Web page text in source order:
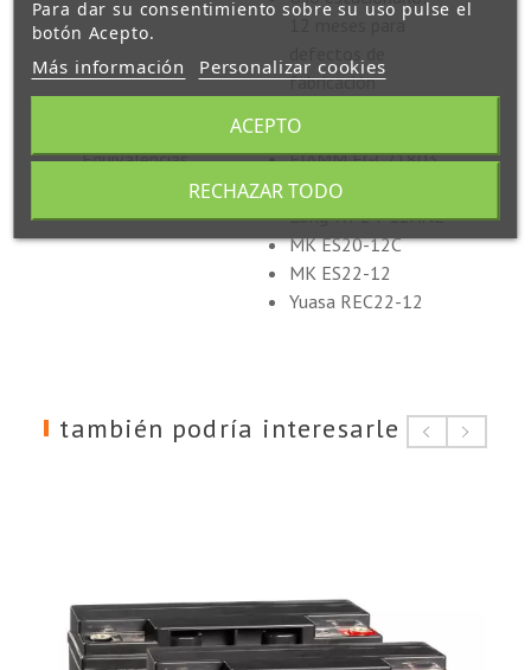
12 meses para
fabricación
Equivalencias
FIAMM FGC21803
Liven LEV24-12
Long WP24-12ANE
MK ES20-12C
MK ES22-12
Yuasa REC22-12
también podría interesarle
Para dar su consentimiento sobre su uso pulse el
botón Acepto.
Más información Personalizar cookies
RECHAZAR TODO
ACEPTO